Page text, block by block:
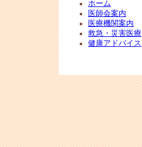
ホーム
医師会案内
医療機関案内
救急・災害医療
健康アドバイス